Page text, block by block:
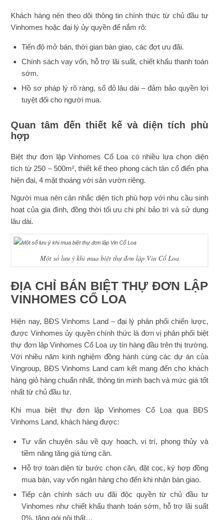
Khách hàng nên theo dõi thông tin chính thức từ chủ đầu tư
Vinhomes hoặc đại lý ủy quyền để nắm rõ:
Tiến độ mở bán, thời gian bàn giao, các đợt ưu đãi.
Chính sách vay vốn, hỗ trợ lãi suất, chiết khấu thanh toán
sớm.
Hồ sơ pháp lý rõ ràng, sổ đỏ lâu dài – đảm bảo quyền lợi
tuyệt đối cho người mua.
Quan tâm đến thiết kế và diện tích phù
hợp
Biệt thự đơn lập Vinhomes Cổ Loa có nhiều lựa chọn diện
tích từ 250 – 500m², thiết kế theo phong cách tân cổ điển pha
hiện đại, 4 mặt thoáng với sân vườn riêng.
Người mua nên cân nhắc diện tích phù hợp với nhu cầu sinh
hoạt của gia đình, đồng thời tối ưu chi phí bảo trì và sử dụng
lâu dài.
Một số lưu ý khi mua biệt thự đơn lập Vin Cổ Loa
ĐỊA CHỈ BÁN BIỆT THỰ ĐƠN LẬP
VINHOMES CỔ LOA
Hiện nay, BĐS Vinhoms Land – đại lý phân phối chiến lược,
được Vinhomes ủy quyền chính thức là đơn vị phân phối biệt
thự đơn lập Vinhomes Cổ Loa uy tín hàng đầu trên thị trường.
Với nhiều năm kinh nghiệm đồng hành cùng các dự án của
Vingroup, BĐS Vinhoms Land cam kết mang đến cho khách
hàng giỏ hàng chuẩn nhất, thông tin minh bạch và mức giá tốt
nhất từ chủ đầu tư.
Khi mua biệt thự đơn lập Vinhomes Cổ Loa qua BĐS
Vinhoms Land, khách hàng được:
Tư vấn chuyên sâu về quy hoạch, vị trí, phong thủy và
tiềm năng tăng giá từng căn.
Hỗ trợ toàn diện từ bước chọn căn, đặt cọc, ký hợp đồng
mua bán, vay vốn ngân hàng cho đến khi nhận bàn giao.
Tiếp cận chính sách ưu đãi độc quyền từ chủ đầu tư
Vinhomes như chiết khấu thanh toán sớm, hỗ trợ lãi suất
0%, tặng gói nội thất…